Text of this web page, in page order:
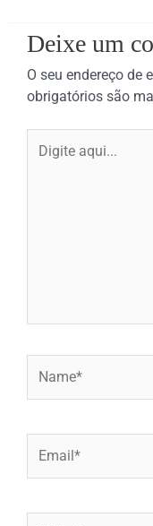
Deixe um
O seu endereço de
obrigatórios são
aqui...